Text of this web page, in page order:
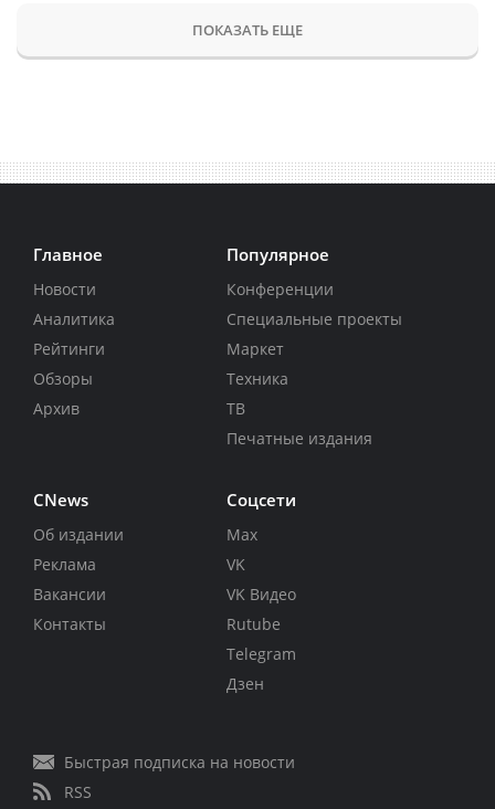
ПОКАЗАТЬ ЕЩЕ
Главное
Новости
Аналитика
Рейтинги
Обзоры
Архив
Популярное
Конференции
Специальные проекты
Маркет
Техника
ТВ
Печатные издания
CNews
Об издании
Реклама
Вакансии
Контакты
Соцсети
Max
VK
VK Видео
Rutube
Telegram
Дзен
Быстрая подписка на новости
RSS